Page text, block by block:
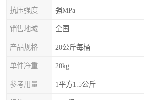
抗压强度 强MPa
销售地域 全国
产品规格 20公斤每桶
单件净重 20kg
参考用量 1平方1.5公斤